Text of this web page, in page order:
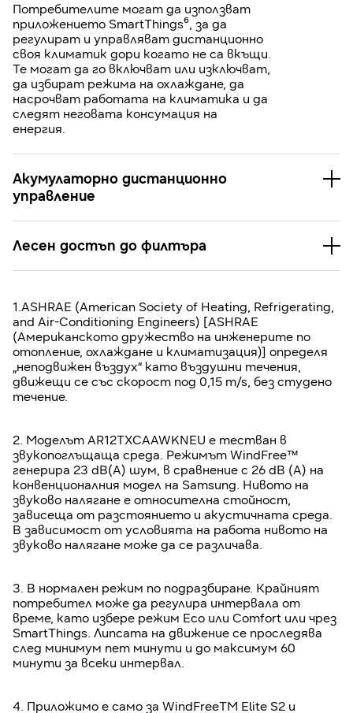
Потребителите могат да използват
приложението SmartThings⁶, за да
регулират и управляват дистанционно
своя климатик дори когато не са вкъщи.
Те могат да го включват или изключват,
да избират режима на охлаждане, да
насрочват работата на климатика и да
следят неговата консумация на
енергия.
Акумулаторно дистанционно
управление
Лесен достъп до филтъра
1.ASHRAE (American Society of Heating, Refrigerating,
and Air-Conditioning Engineers) [ASHRAE
(Американското дружество на инженерите по
отопление, охлаждане и климатизация)] определя
„неподвижен въздух“ като въздушни течения,
движещи се със скорост под 0,15 m/s, без студено
течение.
2. Моделът AR12TXCAAWKNEU е тестван в
звукопоглъщаща среда. Режимът WindFree™
генерира 23 dB(A) шум, в сравнение с 26 dB (A) на
конвенционалния модел на Samsung. Нивото на
звуково налягане е относителна стойност,
зависеща от разстоянието и акустичната среда.
В зависимост от условията на работа нивото на
звуково налягане може да се различава.
3. В нормален режим по подразбиране. Крайният
потребител може да регулира интервала от
време, като избере режим Eco или Comfort или чрез
SmartThings. Липсата на движение се проследява
след минимум пет минути и до максимум 60
минути за всеки интервал.
4. Приложимо е само за WindFreeTM Elite S2 и